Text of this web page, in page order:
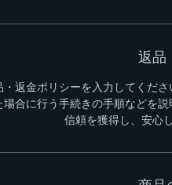
返品
・返金ポリシーを入力してくだ
場合に行う手続きの手順などを
信頼を獲得し、安心